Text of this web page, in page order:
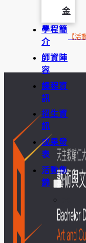
金
學程簡
介
師資陣
容
課程資
訊
招生資
訊
成果發
表
活動集
錦
學
【